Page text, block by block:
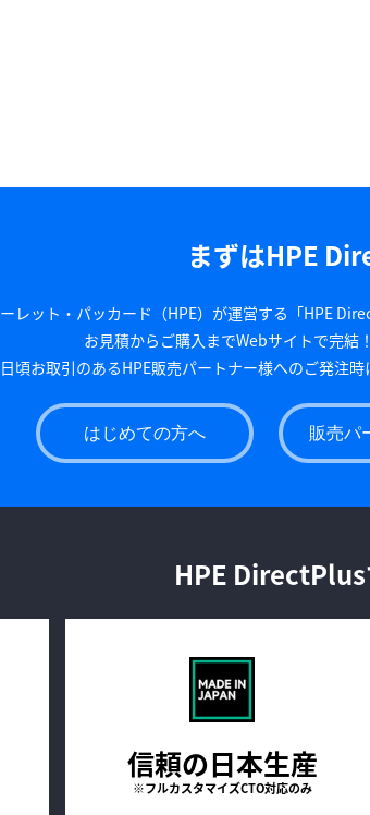
まずはHPE
レット・パッカード（HPE）が運営する「HPE
お見積からご購入までWebサイトで完結
頃お取引のあるHPE販売パートナー様へのご発注
はじめての方へ 販売パ
HPE
信頼の日本生産
※フルカスタマイズCTO対応のみ